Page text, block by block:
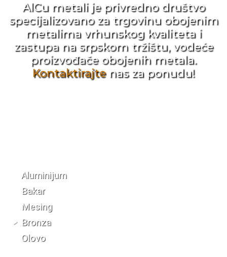
AlCu metali je privredno društvo
specijalizovano za trgovinu obojenim
metalima vrhunskog kvaliteta i
zastupa na srpskom tržištu, vodeće
proizvođače obojenih metala.
Kontaktirajtenas za ponudu!
Aluminijum
Bakar
Mesing
Bronza
Olovo